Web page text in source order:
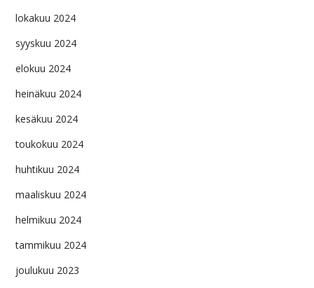
lokakuu 2024
syyskuu 2024
elokuu 2024
heinäkuu 2024
kesäkuu 2024
toukokuu 2024
huhtikuu 2024
maaliskuu 2024
helmikuu 2024
tammikuu 2024
joulukuu 2023